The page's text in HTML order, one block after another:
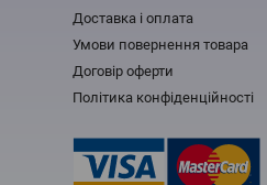
Доставка і оплата
Умови повернення товарa
Договір оферти
Політика конфіденційності